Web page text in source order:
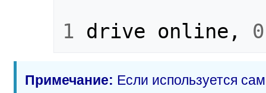
1 drive online, 0
Примечание: Если используется